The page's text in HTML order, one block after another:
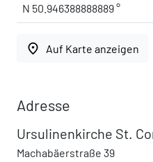
N 50.946388888889 °
place Auf Karte anzeigen
Adresse
Ursulinenkirche St.
Machabäerstraße 39